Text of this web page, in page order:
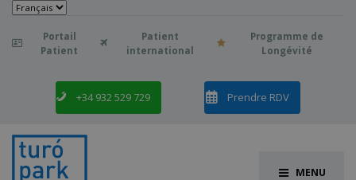
Choisir

Portail
Patient
Patient
international
Programme de
Longévité
+34 932 529 729 Prendre RDV
MENU